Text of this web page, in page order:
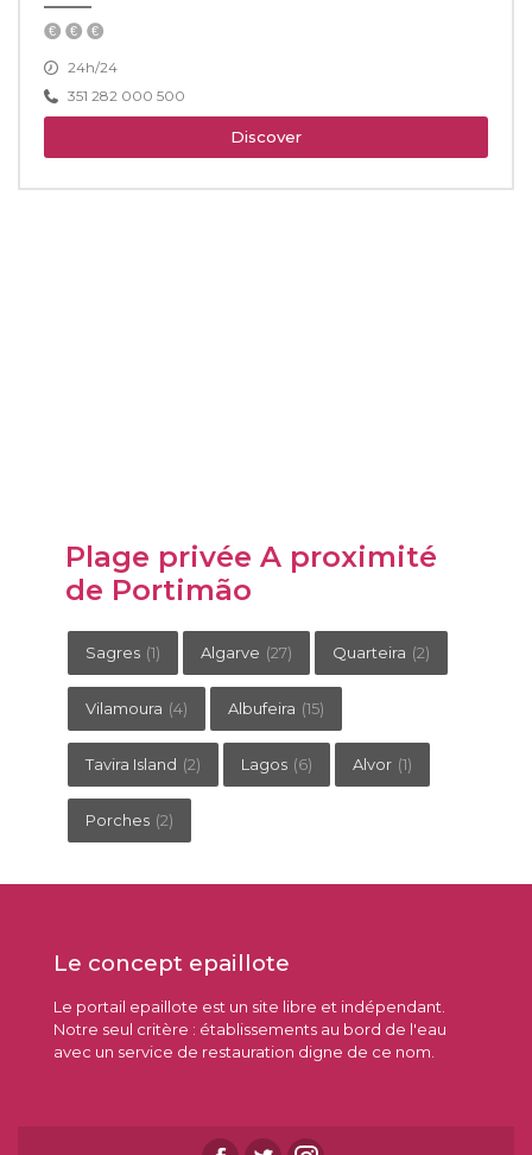
24h/24
351 282 000 500
Discover
Plage privée A proximité
de Portimão
Sagres (1) Algarve (27) Quarteira (2)
Vilamoura (4) Albufeira (15)
Tavira Island (2) Lagos (6) Alvor (1)
Porches (2)
Le concept epaillote
Le portail epaillote est un site libre et indépendant.
Notre seul critère : établissements au bord de l'eau
avec un service de restauration digne de ce nom.